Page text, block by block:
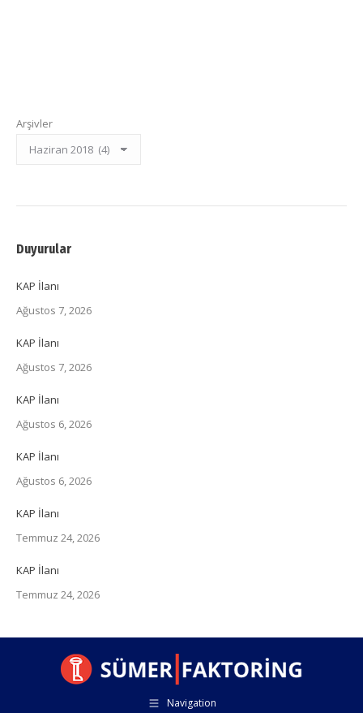
Arşivler
Duyurular
KAP İlanı
Ağustos 7, 2026
KAP İlanı
Ağustos 7, 2026
KAP İlanı
Ağustos 6, 2026
KAP İlanı
Ağustos 6, 2026
KAP İlanı
Temmuz 24, 2026
KAP İlanı
Temmuz 24, 2026
Navigation